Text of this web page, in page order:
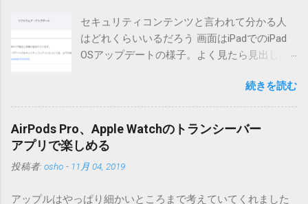
版へのアップデートを強くお勧めしてます。 mail-entry.zipを
ダウンロードするにはここをクリックしてください。
（Windowsから解凍したフォルダを見ると「_MACOSX」とい
りませんので無視してください。MacOS XでZIP圧縮している
ため、Mac独自のファイル情報が含まれてしまうようで
す。） Ver.0.3.0以降用の差分ファイルはこちら 。ZIP圧縮して
まとめてあります。いまのバージョン番号と同じバージョン
合は一つずつ順に適用していく必要があります。0.5.0以降
セキュリティコンテンツと言われて分かる人
はどれくらいいるだろう 画面はiPadでのiPad
OSアップデートの様子。よく見たら見出しは
の名前としてはいまだにiOSのままとか、そん
な理由じゃないでしょうね。 それは混乱のも
ア・アップデートのセキュリティコンテンツ
については、以下のWebサイトをご覧くださ
い」の部分。 セキュリティコンテンツ…？ こ
続きを読む
AirPods Pro、Apple Watchのトランシーバー
アプリで楽しめる
投稿者: osho - 11月 04, 2019
アップルはやっぱり細かいところまで考えていてくれました